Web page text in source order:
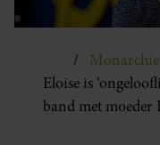
Monarchie
Eloise is
band met moeder